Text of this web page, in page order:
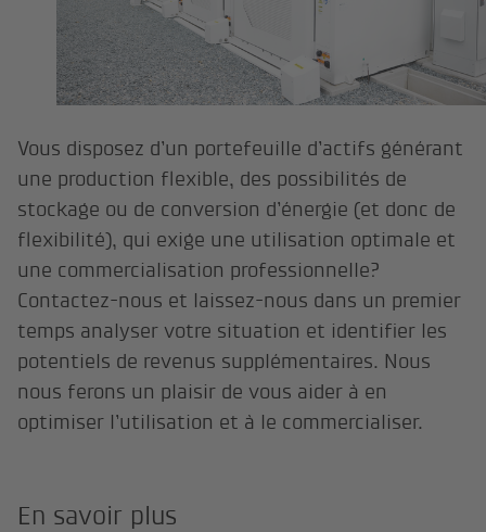
Vous disposez d’un portefeuille d’actifs générant
une production flexible, des possibilités de
stockage ou de conversion d’énergie (et donc de
flexibilité), qui exige une utilisation optimale et
une commercialisation professionnelle?
Contactez-nous et laissez-nous dans un premier
temps analyser votre situation et identifier les
potentiels de revenus supplémentaires. Nous
nous ferons un plaisir de vous aider à en
optimiser l’utilisation et à le commercialiser.
En savoir plus